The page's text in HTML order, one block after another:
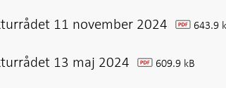
11 november 2024 pdf 643.9
13 maj 2024 pdf 609.9 kB